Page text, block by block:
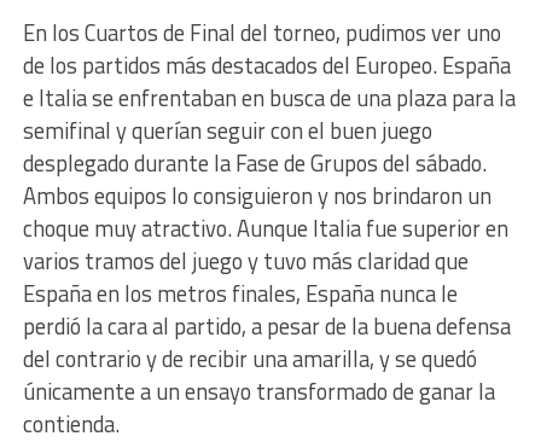
En los Cuartos de Final del torneo, pudimos ver uno
de los partidos más destacados del Europeo. España
e Italia se enfrentaban en busca de una plaza para la
semifinal y querían seguir con el buen juego
desplegado durante la Fase de Grupos del sábado.
Ambos equipos lo consiguieron y nos brindaron un
choque muy atractivo. Aunque Italia fue superior en
varios tramos del juego y tuvo más claridad que
España en los metros finales, España nunca le
perdió la cara al partido, a pesar de la buena defensa
del contrario y de recibir una amarilla, y se quedó
únicamente a un ensayo transformado de ganar la
contienda.